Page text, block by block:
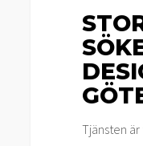
Tjänsten